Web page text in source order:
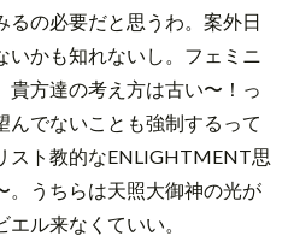
るの必要だと思うわ。案外日
かも知れないし。フェミニ
貴方達の考え方は古い〜！っ
んでないことも強制するって
スト教的なENLIGHTMENT思
。うちらは天照大御神の光が
ル来なくていい。